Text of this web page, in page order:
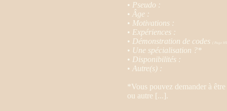
• Pseudo :
• Âge :
• Motivations :
• Expériences :
• Démonstration de codes ( Page
• Une spécialisation ?*
• Disponibilités :
• Autre(s) :
*Vous pouvez demander à
ou autre [...].